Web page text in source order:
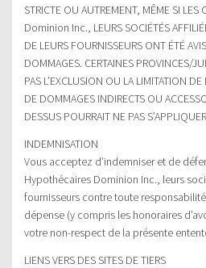
STRICTE OU AUTREMENT, MÊME SI
Dominion Inc., LEURS SOCIÉTÉS
DE LEURS FOURNISSEURS ONT ÉTÉ
DOMMAGES. CERTAINES PROVINCES/
PAS L’EXCLUSION OU LA LIMITATION
DE DOMMAGES INDIRECTS OU
DESSUS POURRAIT NE PAS
INDEMNISATION
Vous acceptez d’indemniser et de
Hypothécaires Dominion Inc., leurs
fournisseurs contre toute
dépense (y compris les honoraires
votre non-respect de la présente
LIENS VERS DES SITES DE TIERS